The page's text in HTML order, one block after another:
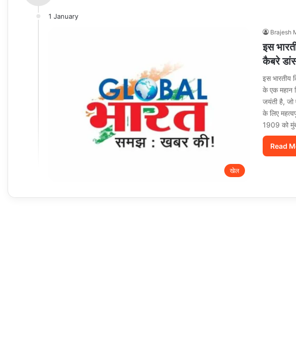
1 January
खेल
Brajesh
इस
कैबरे
इस भारतीय
के एक महान
जयंती है, जो
के लिए
1909 को
Read